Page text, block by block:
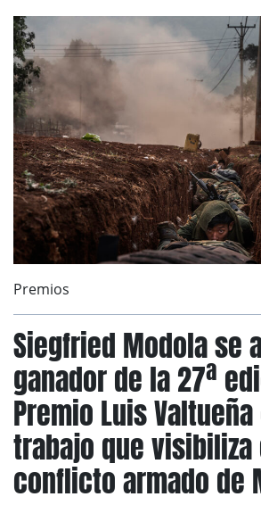
Premios
Siegfried Modola se
ganador de la 27ª
Premio Luis
trabajo que visibiliza
conflicto armado de